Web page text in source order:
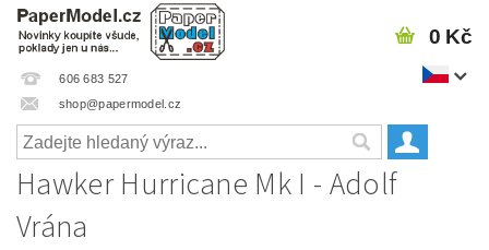
606 683 527
shop@papermodel.cz
0 Kč
Hawker Hurricane Mk I - Adolf
Vrána